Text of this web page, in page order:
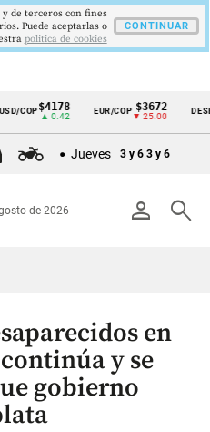
$4178
▲ 0.42
EUR/COP $3672
▼ 25.00
Jueves 3 y 6 3 y 6
person search
de 2026
en
y se
gobierno
de terceros con fines
Puede aceptarlas o
politica de cookies
CONTINUAR